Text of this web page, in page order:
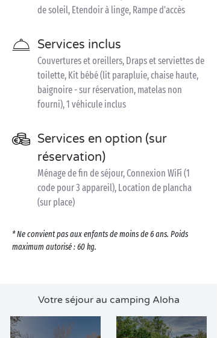
de soleil, Etendoir à linge, Rampe d'accès
Services inclus
Couvertures et oreillers, Draps et serviettes de
toilette, Kit bébé (lit parapluie, chaise haute,
baignoire - sur réservation, matelas non
fourni), 1 véhicule inclus
Services en option (sur
réservation)
Ménage de fin de séjour, Connexion WiFi (1
code pour 3 appareil), Location de plancha
(sur place)
* Ne convient pas aux enfants de moins de 6 ans. Poids
maximum autorisé : 60 kg.
Votre séjour au camping Aloha